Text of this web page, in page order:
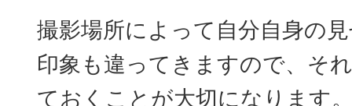
撮影場所によって自分自身の
印象も違ってきますので、そ
ておくことが大切になります